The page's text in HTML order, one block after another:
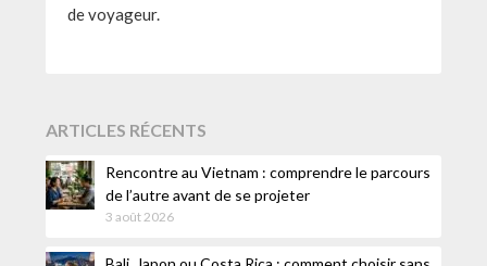
de voyageur.
ARTICLES RÉCENTS
Rencontre au Vietnam : comprendre le parcours
de l’autre avant de se projeter
3 août 2026